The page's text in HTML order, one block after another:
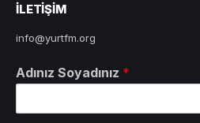
ILETIŞIM
info@yurtfm.org
Adınız Soyadınız *